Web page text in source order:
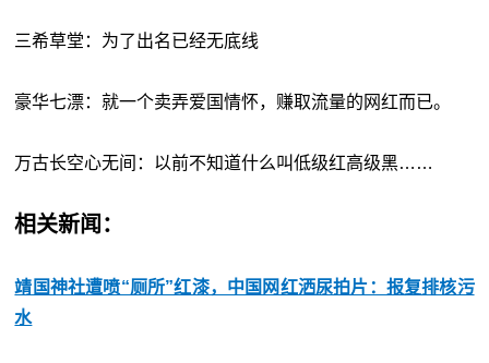
三希草堂：为了出名已经无底线
豪华七漂：就一个卖弄爱国情怀，赚取流量的网红而已。
万古长空心无间：以前不知道什么叫低级红高级黑……
相关新闻：
靖国神社遭喷“厕所”红漆，中国网红洒尿拍片：报复排核污
水